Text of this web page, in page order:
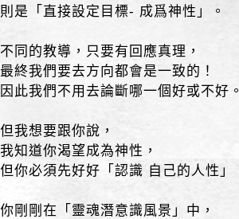
則是「直接設定目標- 成爲神性」。
不同的教導，只要有回應真理，
最終我們要去方向都會是一致的！
因此我們不用去論斷哪一個好或不好
但我想要跟你說，
我知道你渴望成為神性，
但你必須先好好「認識 自己的人性」
你剛剛在「靈魂潛意識風景」中，